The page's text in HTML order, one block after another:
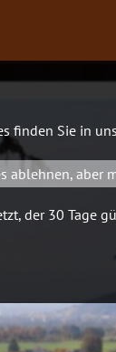
finden Sie in
ablehnen, aber
der 30 Tage